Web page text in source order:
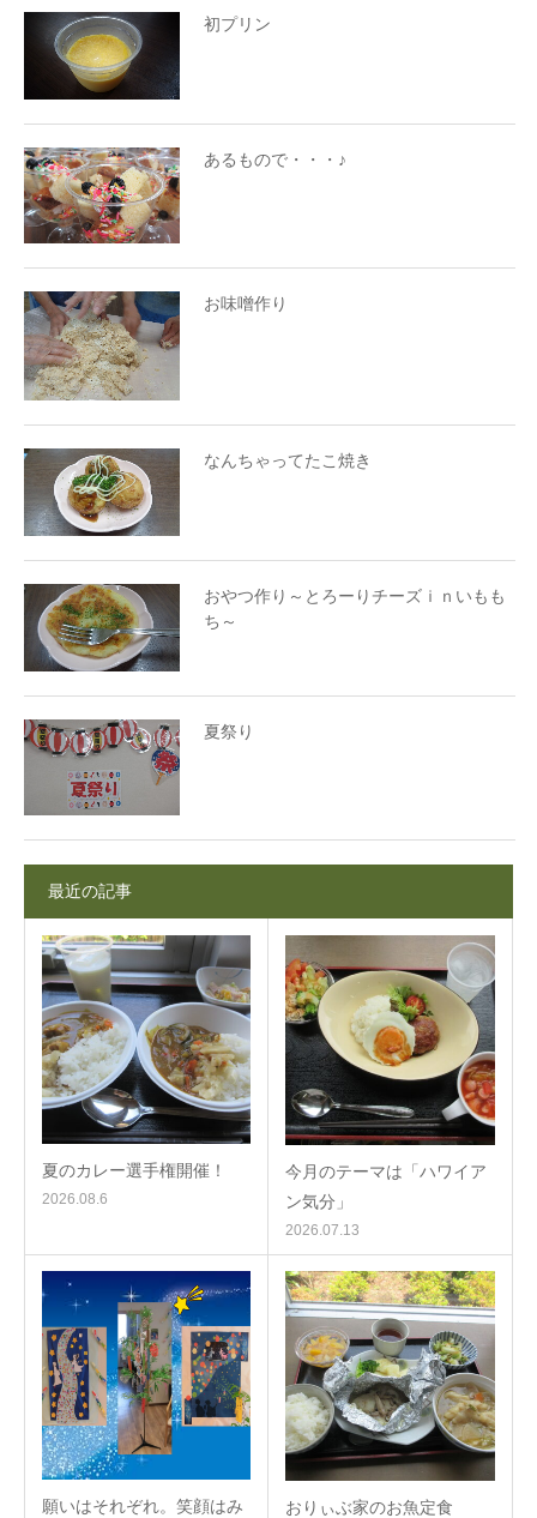
初プリン
あるもので・・・♪
お味噌作り
なんちゃってたこ焼き
おやつ作り～とろーりチーズｉｎいもも
ち～
夏祭り
最近の記事
夏のカレー選手権開催！
2026.08.6
今月のテーマは「ハワイア
ン気分」
2026.07.13
願いはそれぞれ。笑顔はみ
おりぃぶ家のお魚定食